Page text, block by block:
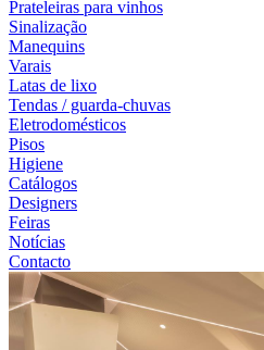
Prateleiras para vinhos
Sinalização
Manequins
Varais
Latas de lixo
Tendas / guarda-chuvas
Eletrodomésticos
Pisos
Higiene
Catálogos
Designers
Feiras
Notícias
Contacto